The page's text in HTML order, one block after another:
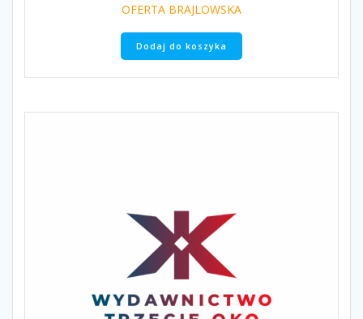
OFERTA BRAJLOWSKA
Dodaj do koszyka